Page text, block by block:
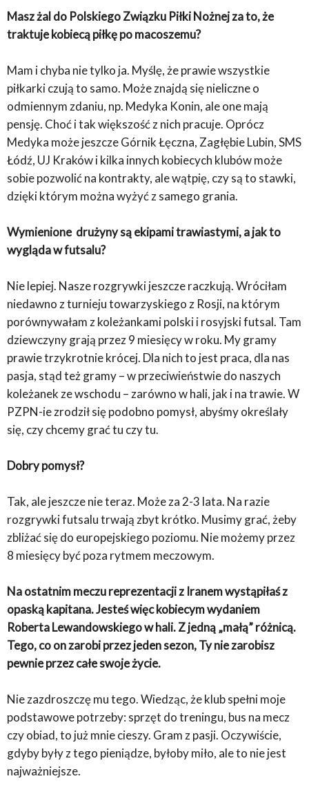
Masz żal do Polskiego Związku Piłki Nożnej za to, że
traktuje kobiecą piłkę po macoszemu?
Mam i chyba nie tylko ja. Myślę, że prawie wszystkie
piłkarki czują to samo. Może znajdą się nieliczne o
odmiennym zdaniu, np. Medyka Konin, ale one mają
pensję. Choć i tak większość z nich pracuje. Oprócz
Medyka może jeszcze Górnik Łęczna, Zagłębie Lubin, SMS
Łódź, UJ Kraków i kilka innych kobiecych klubów może
sobie pozwolić na kontrakty, ale wątpię, czy są to stawki,
dzięki którym można wyżyć z samego grania.
Wymienione drużyny są ekipami trawiastymi, a jak to
wygląda w futsalu?
Nie lepiej. Nasze rozgrywki jeszcze raczkują. Wróciłam
niedawno z turnieju towarzyskiego z Rosji, na którym
porównywałam z koleżankami polski i rosyjski futsal. Tam
dziewczyny grają przez 9 miesięcy w roku. My gramy
prawie trzykrotnie krócej. Dla nich to jest praca, dla nas
pasja, stąd też gramy – w przeciwieństwie do naszych
koleżanek ze wschodu – zarówno w hali, jak i na trawie. W
PZPN-ie zrodził się podobno pomysł, abyśmy określały
się, czy chcemy grać tu czy tu.
Dobry pomysł?
Tak, ale jeszcze nie teraz. Może za 2-3 lata. Na razie
rozgrywki futsalu trwają zbyt krótko. Musimy grać, żeby
zbliżać się do europejskiego poziomu. Nie możemy przez
8 miesięcy być poza rytmem meczowym.
Na ostatnim meczu reprezentacji z Iranem wystąpiłaś z
opaską kapitana. Jesteś więc kobiecym wydaniem
Roberta Lewandowskiego w hali. Z jedną „małą” różnicą.
Tego, co on zarobi przez jeden sezon, Ty nie zarobisz
pewnie przez całe swoje życie.
Nie zazdroszczę mu tego. Wiedząc, że klub spełni moje
podstawowe potrzeby: sprzęt do treningu, bus na mecz
czy obiad, to już mnie cieszy. Gram z pasji. Oczywiście,
gdyby były z tego pieniądze, byłoby miło, ale to nie jest
najważniejsze.